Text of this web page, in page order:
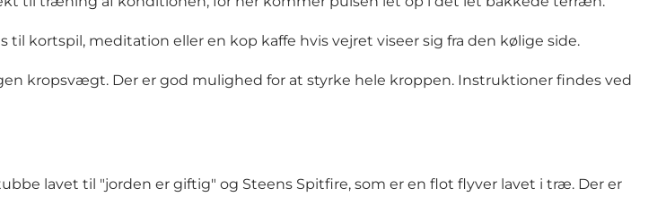
kortspil, meditation eller en kop kaffe hvis vejret viseer sig fra den kølige side.
kropsvægt. Der er god mulighed for at styrke hele kroppen. Instruktioner findes ved
lavet til "jorden er giftig" og Steens Spitfire, som er en flot flyver lavet i træ. Der er